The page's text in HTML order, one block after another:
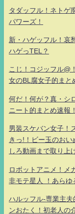
タダッフル！ネトゲ
パワーズ！
新・ハゲッフル！哀
ハゲっTEL？
こじ！コジッフル@
女のBL腐女子的まと
何だ！何が？真・
ニート的まとめ速報
男装スケバン女子！
きっ!！ビー玉のお
しろ動画まで取り上
ロボットアニメ！メ
非モテ星人 ！あらゆ
ハルッフル-専業主夫
ンおたく！初老人の